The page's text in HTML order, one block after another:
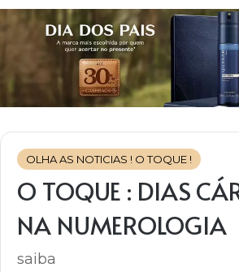
OLHA AS NOTICIAS ! O TOQUE !
O TOQUE : DIAS
NA NUMEROLOGIA
saiba